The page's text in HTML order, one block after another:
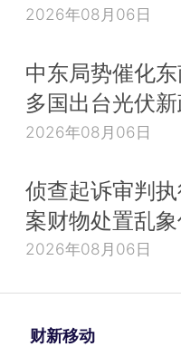
2026年08月06日
中东局势催化
多国出台光伏
2026年08月06日
侦查起诉审判
案财物处置乱
2026年08月06日
财新移动